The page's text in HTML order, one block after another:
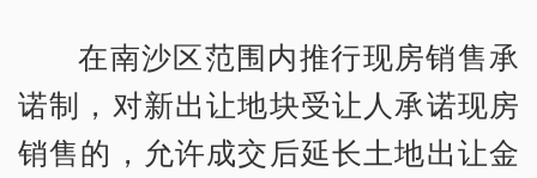
在南沙区范围内推行现房销售承
诺制，对新出让地块受让人承诺现房
销售的，允许成交后延长土地出让金